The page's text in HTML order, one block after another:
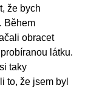
že bych
Během
obracet
látku.
taky
to, že jsem byl